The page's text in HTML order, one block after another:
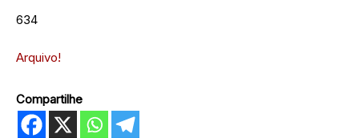
634
Arquivo!
Compartilhe